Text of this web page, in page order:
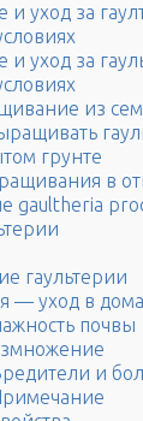
и уход за
и уход за
из
грунте
в
gaultheria
гаультерии
— уход в
почвы
и